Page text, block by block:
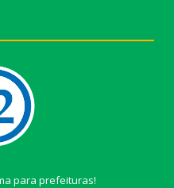
para prefeituras!